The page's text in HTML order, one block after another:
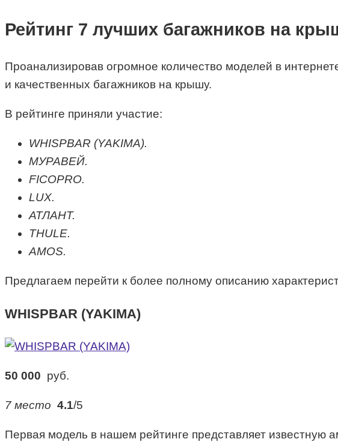
Рейтинг 7 лучших багажников на
Проанализировав огромное количество моделей в
и качественных багажников на крышу.
В рейтинге приняли участие:
WHISPBAR (YAKIMA).
МУРАВЕЙ.
FICOPRO.
LUX.
АТЛАНТ.
THULE.
AMOS.
Предлагаем перейти к более полному описанию
WHISPBAR (YAKIMA)
50 000 руб.
7 место 4.1/5
Первая модель в нашем рейтинге представляет